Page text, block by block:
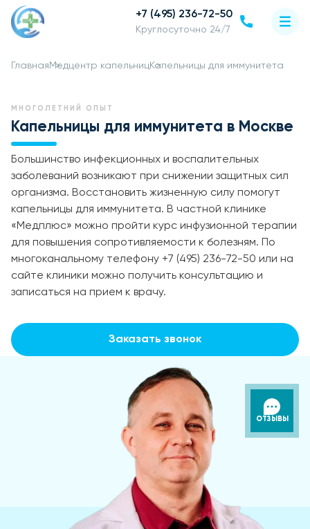
+7 (495) 236-72-50
Круглосуточно 24/7
Главная Медцентр капельницКапельницы для иммунитета
МНОГОЛЕТНИЙ ОПЫТ
Капельницы для иммунитета в Москве
Большинство инфекционных и воспалительных
заболеваний возникают при снижении защитных сил
организма. Восстановить жизненную силу помогут
капельницы для иммунитета. В частной клинике
«Медплюс» можно пройти курс инфузионной терапии
для повышения сопротивляемости к болезням. По
многоканальному телефону +7 (495) 236-72-50 или на
сайте клиники можно получить консультацию и
записаться на прием к врачу.
Заказать звонок
ОТЗЫВЫ